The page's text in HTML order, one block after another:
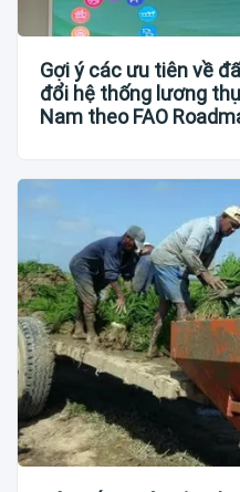
Gợi ý các ưu tiên về
đổi hệ thống lương
Nam theo FAO